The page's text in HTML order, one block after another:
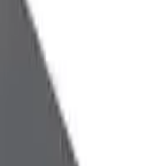
ve VESA uyumlu montaj
ve %0 ila %95 bağıl nem
Elektriksel ve termal
Bu özellikler, cihazın
çalışmasını temin